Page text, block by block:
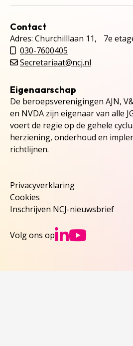
Contact
Adres: Churchilllaan 11, 7e
030-7600405
Secretariaat@ncj.nl
Eigenaarschap
De beroepsverenigingen AJN,
en NVDA zijn eigenaar van alle
voert de regie op de gehele
herziening, onderhoud en
richtlijnen.
Privacyverklaring
Cookies
Inschrijven NCJ-nieuwsbrief
Volg ons op Ga naar